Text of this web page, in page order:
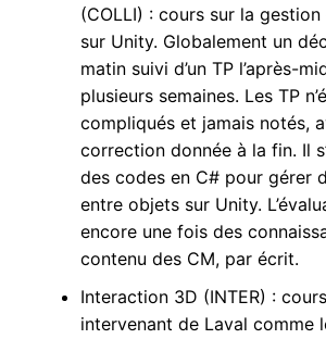
(COLLI) : cours sur la
sur Unity. Globalement un
matin suivi d’un TP l’après-
plusieurs semaines. Les TP
compliqués et jamais notés,
correction donnée à la fin. Il
des codes en C# pour gérer
entre objets sur Unity.
encore une fois des
contenu des CM, par écrit.
Interaction 3D (INTER) :
intervenant de Laval comme